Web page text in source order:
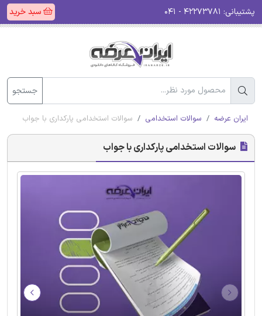
پشتیبانی: سبد خرید
جستجو
ایران عرضه سوالات استخدامی سوالات استخدامی پارکداری با جواب
سوالات استخدامی پارکداری با جواب